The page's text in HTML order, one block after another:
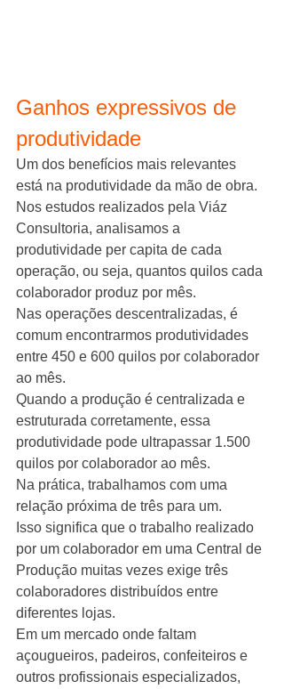
Ganhos expressivos de
produtividade
Um dos benefícios mais relevantes
está na produtividade da mão de obra.
Nos estudos realizados pela Viáz
Consultoria, analisamos a
produtividade per capita de cada
operação, ou seja, quantos quilos cada
colaborador produz por mês.
Nas operações descentralizadas, é
comum encontrarmos produtividades
entre 450 e 600 quilos por colaborador
ao mês.
Quando a produção é centralizada e
estruturada corretamente, essa
produtividade pode ultrapassar 1.500
quilos por colaborador ao mês.
Na prática, trabalhamos com uma
relação próxima de três para um.
Isso significa que o trabalho realizado
por um colaborador em uma Central de
Produção muitas vezes exige três
colaboradores distribuídos entre
diferentes lojas.
Em um mercado onde faltam
açougueiros, padeiros, confeiteiros e
outros profissionais especializados,